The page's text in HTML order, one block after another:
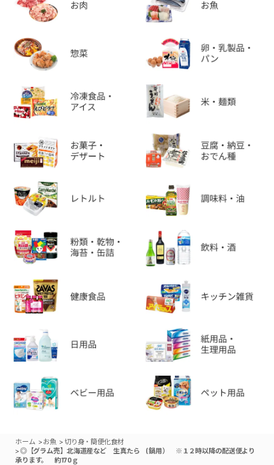
ホーム >お魚 >切り身・簡便化食材
>◎【グラム売】北海道産など 生真たら (鍋用） ※１２時以降の配送便より
承ります。 約170ｇ